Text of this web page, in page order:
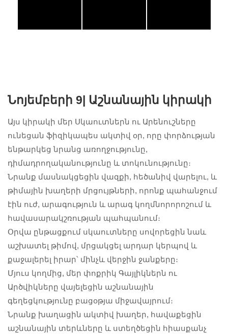
#ARALEZScout
s
#Սկաուտ
#ԱՐԱԼԵԶ
#Scouts
#Scouting
#RockClimbing
#OutdoorAdvent
#Teamwork
#Confidence
#Achievement
#Leadership
#CubScouts
#ARALEZScout
s
#Հայ
#Սկաուտ
#ԱՐԱԼԵԶ
#Scouts
#Scouting
#RockClimbing
#OutdoorAdvent
#Teamwork
#Confidence
#Achievement
#Leadership
#CubScouts
#ARALEZScout
s
#Հայ
#Սկաուտ
#ԱՐԱԼԵԶ
#Scouts
#Scouting
#RockClimbing
#OutdoorAdvent
#Confidence
#Achievement
#Leadership
#CubScouts
#ARALEZ
#ARALEZScout
#Հայ
#Սկաուտ
#ԱՐԱԼԵԶ
#Scouts
#Scouting
#RockClimbing
#ARALEZ
#ARALEZScout
#Հայ
#Սկաուտ
#ԱՐԱԼԵԶ
#Scouts
#Scouting
#RockClimbing
#ARALEZ
#ARALEZScout
#Հայ
#ԱՐԱԼԵԶ
#Scouting
#RockClimbing
Նոյեմբերի 9| Աշնանային կիրակի
Այս կիրակի մեր Սկաուտներն ու Արենուշները
ունեցան ֆիզիկապես ակտիվ օր, որը փորձության
ենթարկեց նրանց առողջությունը,
դիմադրողականությունը և տոկունությունը։
Նրանք մասնակցեցին վազքի, հեծանիվ վարելու, և
թիմային խաղերի մրցույթների, որոնք պահանջում
էին ուժ, արագություն և արագ կողմնորորոշում և
հավասարակշռության պահպանում։
Օրվա ընթացքում սկաուտները սովորեցին նաև
աշխատել թիմով, մրցակցել արդար կերպով և
քաջալերել իրար՝ մինչև վերջին ջանքերը։
Մյուս կողմից, մեր փոքրիկ Գայլիկներն ու
Արծվիկները վայելեցին աշնանային
գեղեցկությունը բացօթյա միջավայրում։
Նրանք խաղացին ակտիվ խաղեր, հավաքեցին
աշնանային տերևները և ստեղծեցին հիասքանչ